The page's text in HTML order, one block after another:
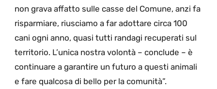
non grava affatto sulle casse del Comune, anzi fa
risparmiare, riusciamo a far adottare circa 100
cani ogni anno, quasi tutti randagi recuperati sul
territorio. L’unica nostra volontà – conclude – è
continuare a garantire un futuro a questi animali
e fare qualcosa di bello per la comunità”.